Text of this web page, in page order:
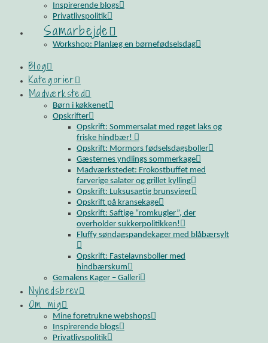
Inspirerende blogs
Privatlivspolitik
Samarbejde
Workshop: Planlæg en børnefødselsdag
Blog
Kategorier
Madværksted
Børn i køkkenet
Opskrifter
Opskrift: Sommersalat med røget laks og
friske hindbær!
Opskrift: Mormors fødselsdagsboller
Gæsternes yndlings sommerkage
Madværkstedet: Frokostbuffet med
farverige salater og grillet kylling
Opskrift: Luksusagtig brunsviger
Opskrift på kransekage
Opskrift: Saftige “romkugler”, der
overholder sukkerpolitikken!
Fluffy søndagspandekager med blåbærsylt
Opskrift: Fastelavnsboller med
hindbærskum
Gemalens Kager – Galleri
Nyhedsbrev
Om mig
Mine foretrukne webshops
Inspirerende blogs
Privatlivspolitik